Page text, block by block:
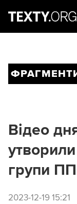
Відео
утворили
групи
2023-12-19 15:21